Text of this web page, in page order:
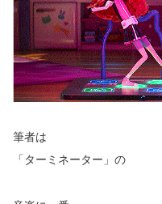
筆者は
「ターミネーター」の